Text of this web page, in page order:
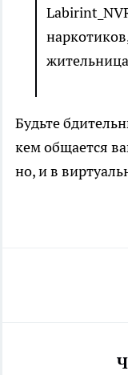
Будьте
кем общается
но, и в